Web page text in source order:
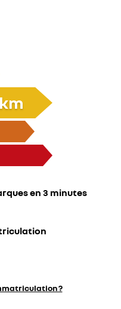
en 3 minutes
?